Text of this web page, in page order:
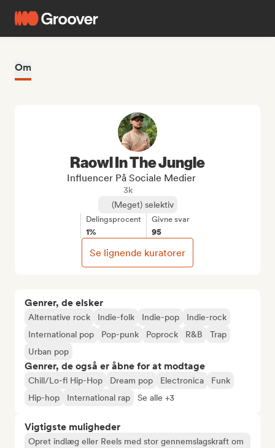
Om
Genrer, de elsker
Alternative rock Indie-folk Indie-pop
Indie-rock
International pop
Pop-punk Poprock R&B
Trap
Urban pop
Genrer, de også er åbne for at modtage
Chill/Lo-fi Hip-Hop Dream pop Electronica
Funk
Hip-hop
International rap Se alle +3
Vigtigste muligheder
Opret indlæg eller Reels med stor gennemslagskraft om
Raowl In The Jungle
Influencer På Sociale Medier
3k
(Meget) selektiv
Delingsprocent
1%
Givne svar
95
Se lignende kuratorer